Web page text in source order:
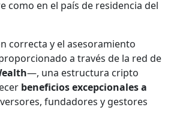
como en el país de residencia del
correcta y el asesoramiento
a través de la red de
—, una estructura cripto
beneficios excepcionales a
fundadores y gestores